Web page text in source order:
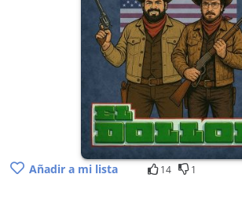
Añadir a mi lista 14 1